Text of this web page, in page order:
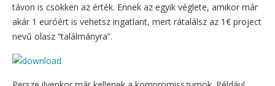
távon is csökken az érték. Ennek az egyik véglete, amikor már
akár 1 euróért is vehetsz ingatlant, mert rátalálsz az 1€ project
nevű olasz “találmányra”.